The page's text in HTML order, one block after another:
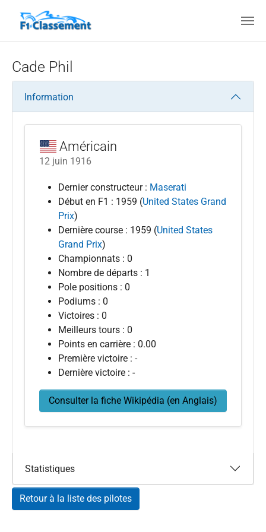
Cade Phil
Information
Américain
12 juin 1916
Dernier constructeur : Maserati
Début en F1 : 1959 (United States Grand
Prix)
Dernière course : 1959 (United States
Grand Prix)
Championnats : 0
Nombre de départs : 1
Pole positions : 0
Podiums : 0
Victoires : 0
Meilleurs tours : 0
Points en carrière : 0.00
Première victoire : -
Dernière victoire : -
Consulter la fiche Wikipédia (en Anglais)
Statistiques
Retour à la liste des pilotes